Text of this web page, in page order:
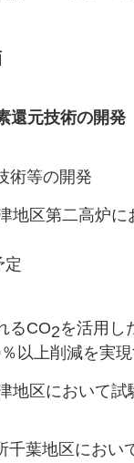
還元技術の開発
術等の開発
地区第二高炉
定
るCO2を活用し
以上削減を実
地区において
千葉地区におい